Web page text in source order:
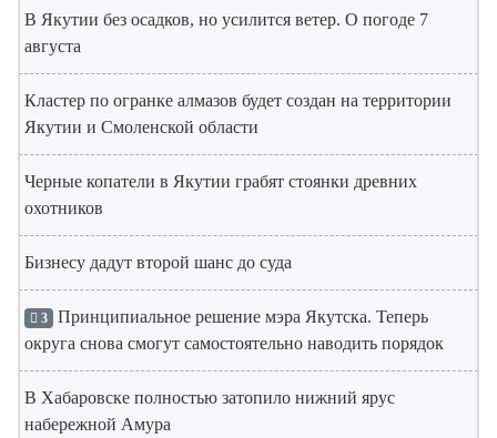
В Якутии без осадков, но усилится ветер. О погоде 7
августа
Кластер по огранке алмазов будет создан на территории
Якутии и Смоленской области
Черные копатели в Якутии грабят стоянки древних
охотников
Бизнесу дадут второй шанс до суда
3 Принципиальное решение мэра Якутска. Теперь
округа снова смогут самостоятельно наводить порядок
В Хабаровске полностью затопило нижний ярус
набережной Амура